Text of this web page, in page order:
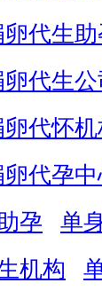
卵代生助
代生公
卵代怀机
卵代孕
孕
单
机构